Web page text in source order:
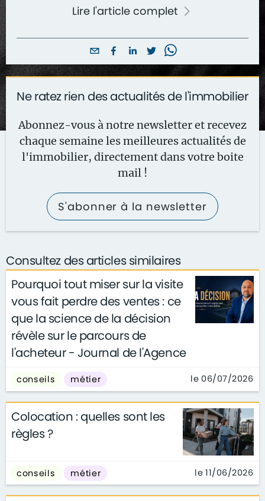
Lire l'article complet
Ne ratez rien des actualités de l'immobilier
Abonnez-vous à notre newsletter et recevez
chaque semaine les meilleures actualités de
l'immobilier, directement dans votre boite
mail !
S'abonner à la newsletter
Consultez des articles similaires
Pourquoi tout miser sur la visite
vous fait perdre des ventes : ce
que la science de la décision
révèle sur le parcours de
l'acheteur - Journal de l'Agence
conseils métier le 06/07/2026
Colocation : quelles sont les
règles ?
conseils métier le 11/06/2026